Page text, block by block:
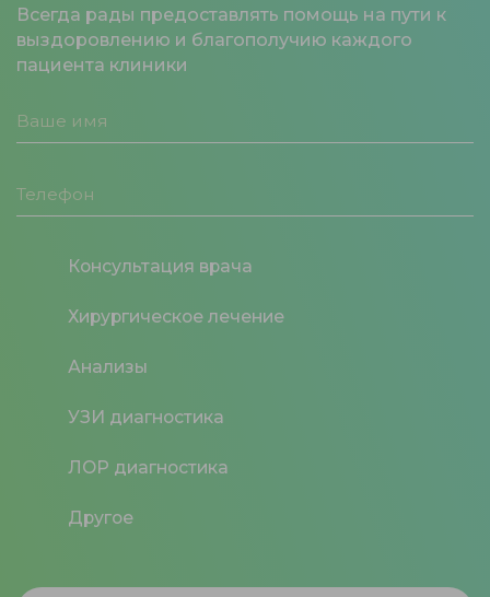
Всегда рады предоставлять помощь на пути к
выздоровлению и благополучию каждого
пациента клиники
Консультация врача
Хирургическое лечение
Анализы
УЗИ диагностика
ЛОР диагностика
Другое